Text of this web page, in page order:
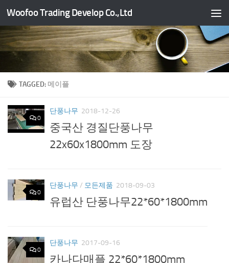
Skip to content
Woofoo Trading Develop Co.,Ltd
TAGGED: 메이플
0
단풍나무 2018-12-26
중국산 경질단풍나무
22x60x1800mm 도장
0
단풍나무 / 모든제품 2018-09-03
유럽산 단풍나무22*60*1800mm
0
단풍나무 2017-09-16
카나다매플 22*60*1800mm